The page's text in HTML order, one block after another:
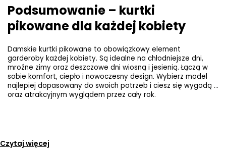
Podsumowanie – kurtki
pikowane dla każdej kobiety
Damskie kurtki pikowane to obowiązkowy element
garderoby każdej kobiety. Są idealne na chłodniejsze dni,
mroźne zimy oraz deszczowe dni wiosną i jesienią. Łączą w
sobie komfort, ciepło i nowoczesny design. Wybierz model
najlepiej dopasowany do swoich potrzeb i ciesz się wygodą
oraz atrakcyjnym wyglądem przez cały rok.
Czytaj więcej